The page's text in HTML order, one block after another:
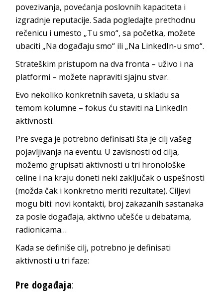
povezivanja, povećanja poslovnih kapaciteta i
izgradnje reputacije. Sada pogledajte prethodnu
rečenicu i umesto „Tu smo“, sa početka, možete
ubaciti „Na događaju smo“ ili „Na LinkedIn-u smo“.
Strateškim pristupom na dva fronta – uživo i na
platformi – možete napraviti sjajnu stvar.
Evo nekoliko konkretnih saveta, u skladu sa
temom kolumne – fokus ću staviti na LinkedIn
aktivnosti.
Pre svega je potrebno definisati šta je cilj vašeg
pojavljivanja na eventu. U zavisnosti od cilja,
možemo grupisati aktivnosti u tri hronološke
celine i na kraju doneti neki zaključak o uspešnosti
(možda čak i konkretno meriti rezultate). Ciljevi
mogu biti: novi kontakti, broj zakazanih sastanaka
za posle događaja, aktivno učešće u debatama,
radionicama…
Kada se definiše cilj, potrebno je definisati
aktivnosti u tri faze:
Pre događaja: